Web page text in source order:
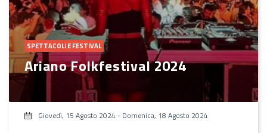
SPETTACOLI E FESTIVAL
Ariano Folkfestival 2024
Giovedì, 15 Agosto 2024 - Domenica, 18 Agosto 2024